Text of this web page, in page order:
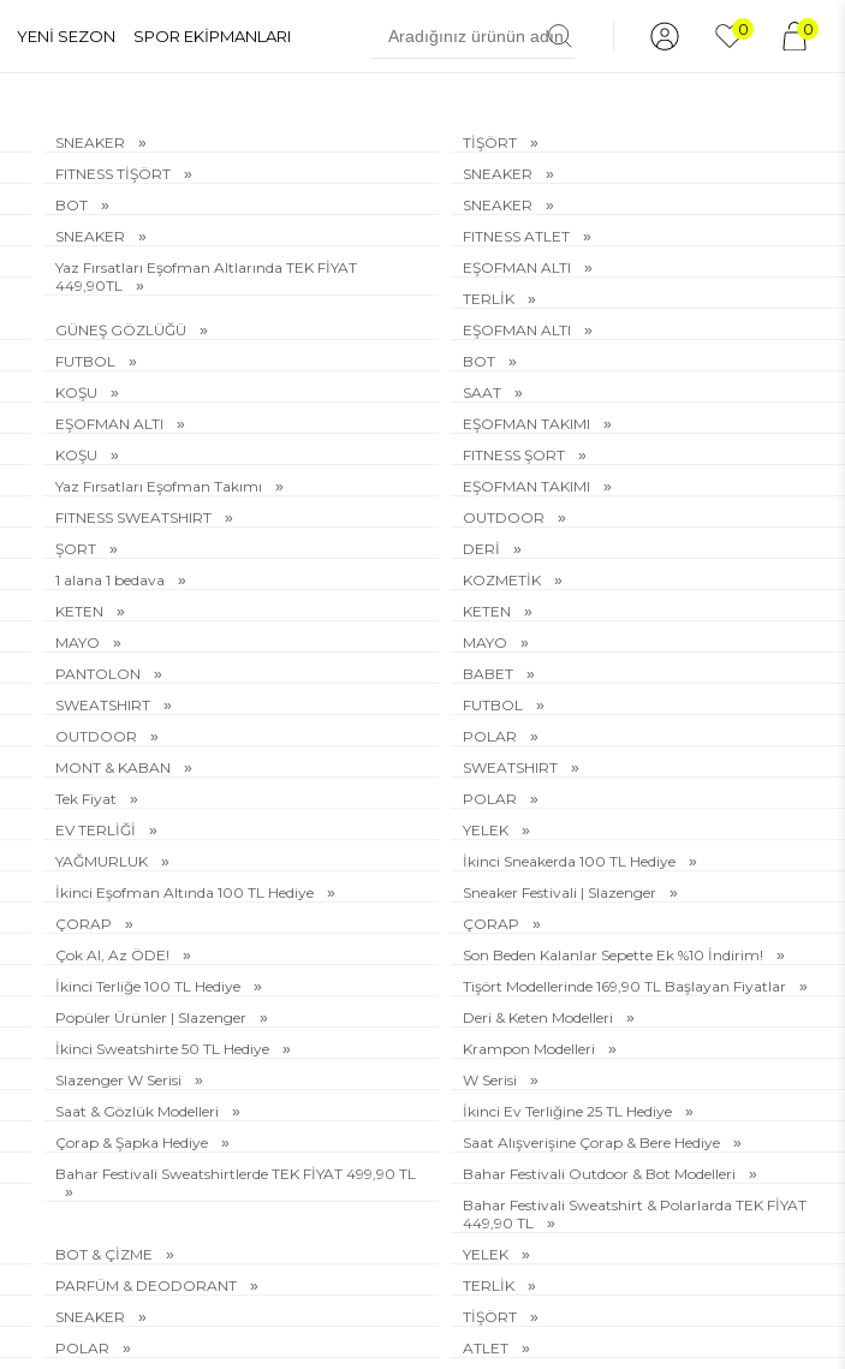
YENİ SEZON SPOR EKİPMANLARI 0 0
SNEAKER
TİŞÖRT
FITNESS TİŞÖRT
SNEAKER
BOT
SNEAKER
SNEAKER
FITNESS ATLET
Yaz Fırsatları Eşofman Altlarında TEK FİYAT
449,90TL
EŞOFMAN ALTI
TERLİK
GÜNEŞ GÖZLÜĞÜ
EŞOFMAN ALTI
FUTBOL
BOT
KOŞU
SAAT
EŞOFMAN ALTI
EŞOFMAN TAKIMI
KOŞU
FITNESS ŞORT
Yaz Fırsatları Eşofman Takımı
EŞOFMAN TAKIMI
FITNESS SWEATSHIRT
OUTDOOR
ŞORT
DERİ
1 alana 1 bedava
KOZMETİK
KETEN
KETEN
MAYO
MAYO
PANTOLON
BABET
SWEATSHIRT
FUTBOL
OUTDOOR
POLAR
MONT & KABAN
SWEATSHIRT
Tek Fiyat
POLAR
EV TERLİĞİ
YELEK
YAĞMURLUK
İkinci Sneakerda 100 TL Hediye
İkinci Eşofman Altında 100 TL Hediye
Sneaker Festivali | Slazenger
ÇORAP
ÇORAP
Çok Al, Az ÖDE!
Son Beden Kalanlar Sepette Ek %10 İndirim!
İkinci Terliğe 100 TL Hediye
Tişört Modellerinde 169,90 TL Başlayan Fiyatlar
Popüler Ürünler | Slazenger
Deri & Keten Modelleri
İkinci Sweatshirte 50 TL Hediye
Krampon Modelleri
Slazenger W Serisi
W Serisi
Saat & Gözlük Modelleri
İkinci Ev Terliğine 25 TL Hediye
Çorap & Şapka Hediye
Saat Alışverişine Çorap & Bere Hediye
Bahar Festivali Sweatshirtlerde TEK FİYAT 499,90 TL
Bahar Festivali Outdoor & Bot Modelleri
Bahar Festivali Sweatshirt & Polarlarda TEK FİYAT
449,90 TL
BOT & ÇİZME
YELEK
PARFÜM & DEODORANT
TERLİK
SNEAKER
TİŞÖRT
POLAR
ATLET